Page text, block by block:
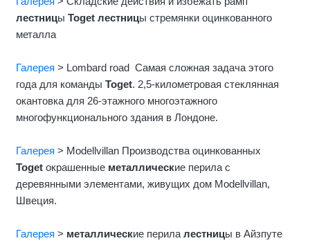
лестницы Toget лестницы стремянки оцинкованного
металла
Галерея > Lombard road Самая сложная задача этого
года для команды Toget. 2,5-километровая стеклянная
окантовка для 26-этажного многоэтажного
многофункционального здания в Лондоне.
Галерея > Modellvillan Производства оцинкованных
Toget окрашенные металлические перила с
деревянными элементами, живущих дом Modellvillan,
Швеция.
Галерея > металлические перила лестницы в Айзпуте